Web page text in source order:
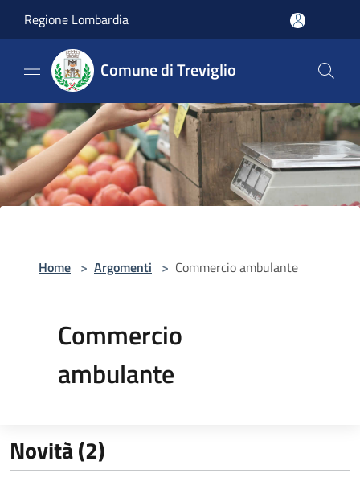
Regione Lombardia
Comune di Treviglio
Home > Argomenti > Commercio ambulante
Commercio
ambulante
Novità (2)